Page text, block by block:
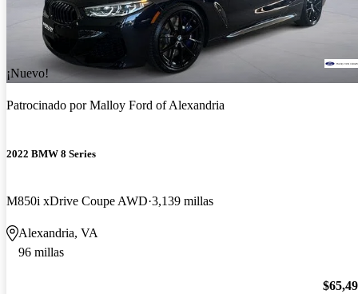
¡Nuevo!
Patrocinado porMalloy Ford of Alexandria
2022 BMW 8 Series
M850i xDrive Coupe AWD 3,139 millas
Alexandria, VA
96 millas